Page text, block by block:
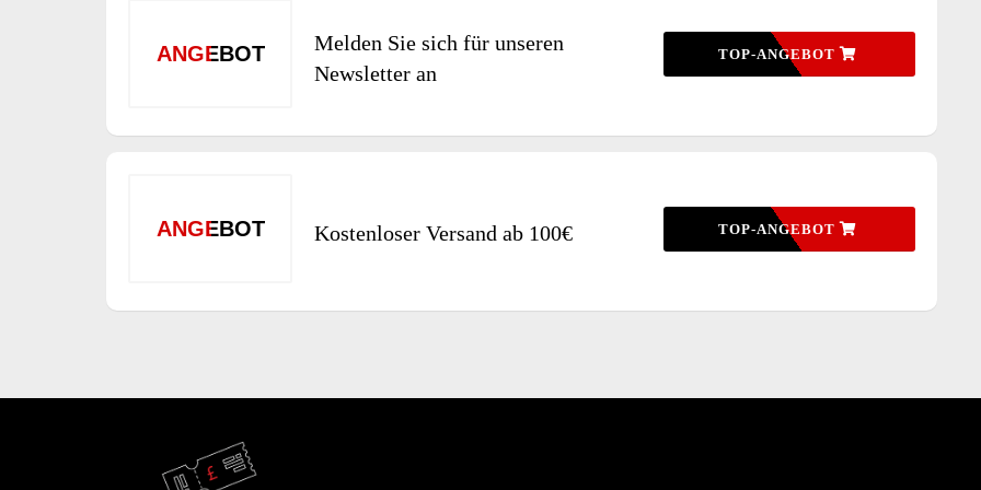
ANGEBOT
Melden Sie sich für unseren
Newsletter an
TOP-ANGEBOT
ANGEBOT Kostenloser Versand ab 100€ TOP-ANGEBOT